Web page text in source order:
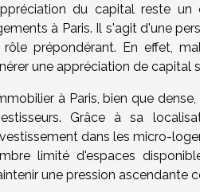
du capital reste
à Paris. Il s'agit d'une
rôle prépondérant. En effet,
une appréciation de capital
à Paris, bien que
Grâce à sa
dans les micro-
limité d'espaces
une pression ascendante